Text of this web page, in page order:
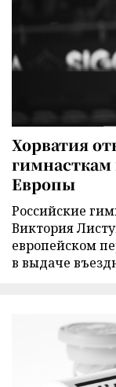
Хорватия
гимнасткам
Европы
Российские
Виктория
европейском
в выдаче